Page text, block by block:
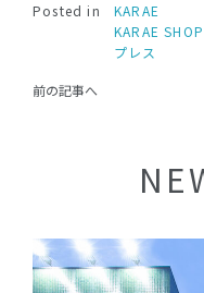
Posted in
KARAE
KARAE SHOP
プレス
前の記事へ